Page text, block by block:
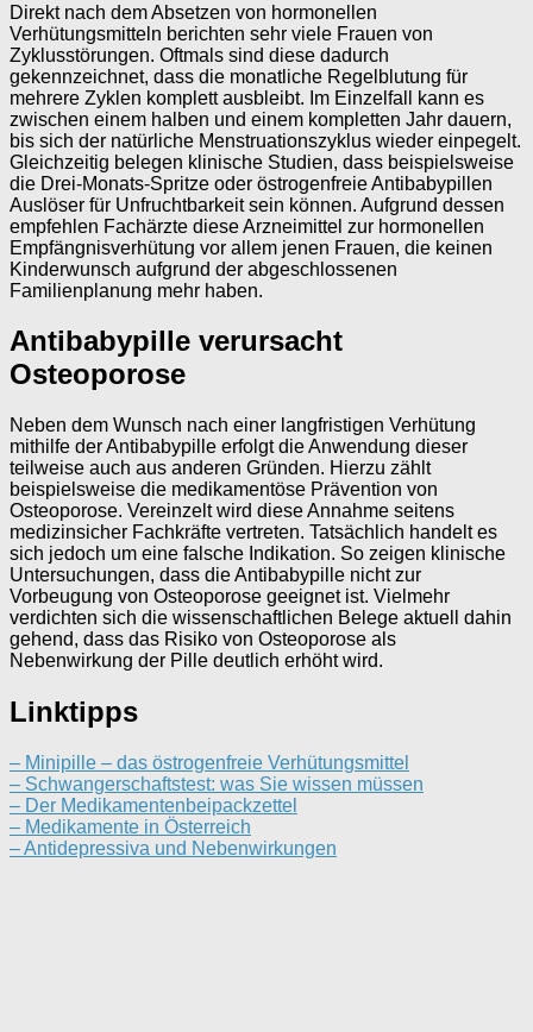
Direkt nach dem Absetzen von hormonellen
Verhütungsmitteln berichten sehr viele Frauen von
Zyklusstörungen. Oftmals sind diese dadurch
gekennzeichnet, dass die monatliche Regelblutung für
mehrere Zyklen komplett ausbleibt. Im Einzelfall kann es
zwischen einem halben und einem kompletten Jahr dauern,
bis sich der natürliche Menstruationszyklus wieder einpegelt.
Gleichzeitig belegen klinische Studien, dass beispielsweise
die Drei-Monats-Spritze oder östrogenfreie Antibabypillen
Auslöser für Unfruchtbarkeit sein können. Aufgrund dessen
empfehlen Fachärzte diese Arzneimittel zur hormonellen
Empfängnisverhütung vor allem jenen Frauen, die keinen
Kinderwunsch aufgrund der abgeschlossenen
Familienplanung mehr haben.
Antibabypille verursacht
Osteoporose
Neben dem Wunsch nach einer langfristigen Verhütung
mithilfe der Antibabypille erfolgt die Anwendung dieser
teilweise auch aus anderen Gründen. Hierzu zählt
beispielsweise die medikamentöse Prävention von
Osteoporose. Vereinzelt wird diese Annahme seitens
medizinsicher Fachkräfte vertreten. Tatsächlich handelt es
sich jedoch um eine falsche Indikation. So zeigen klinische
Untersuchungen, dass die Antibabypille nicht zur
Vorbeugung von Osteoporose geeignet ist. Vielmehr
verdichten sich die wissenschaftlichen Belege aktuell dahin
gehend, dass das Risiko von Osteoporose als
Nebenwirkung der Pille deutlich erhöht wird.
Linktipps
– Minipille – das östrogenfreie Verhütungsmittel
– Schwangerschaftstest: was Sie wissen müssen
– Der Medikamentenbeipackzettel
– Medikamente in Österreich
– Antidepressiva und Nebenwirkungen